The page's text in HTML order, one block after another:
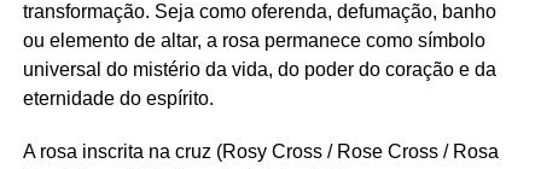
transformação. Seja como oferenda, defumação, banho
ou elemento de altar, a rosa permanece como símbolo
universal do mistério da vida, do poder do coração e da
eternidade do espírito.
A rosa inscrita na cruz (Rosy Cross / Rose Cross / Rosa